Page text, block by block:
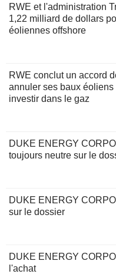
RWE et l'administration
1,22 milliard de dollars
éoliennes offshore
RWE conclut un accord
annuler ses baux
investir dans le gaz
DUKE ENERGY
toujours neutre sur le
DUKE ENERGY
sur le dossier
DUKE ENERGY
l'achat